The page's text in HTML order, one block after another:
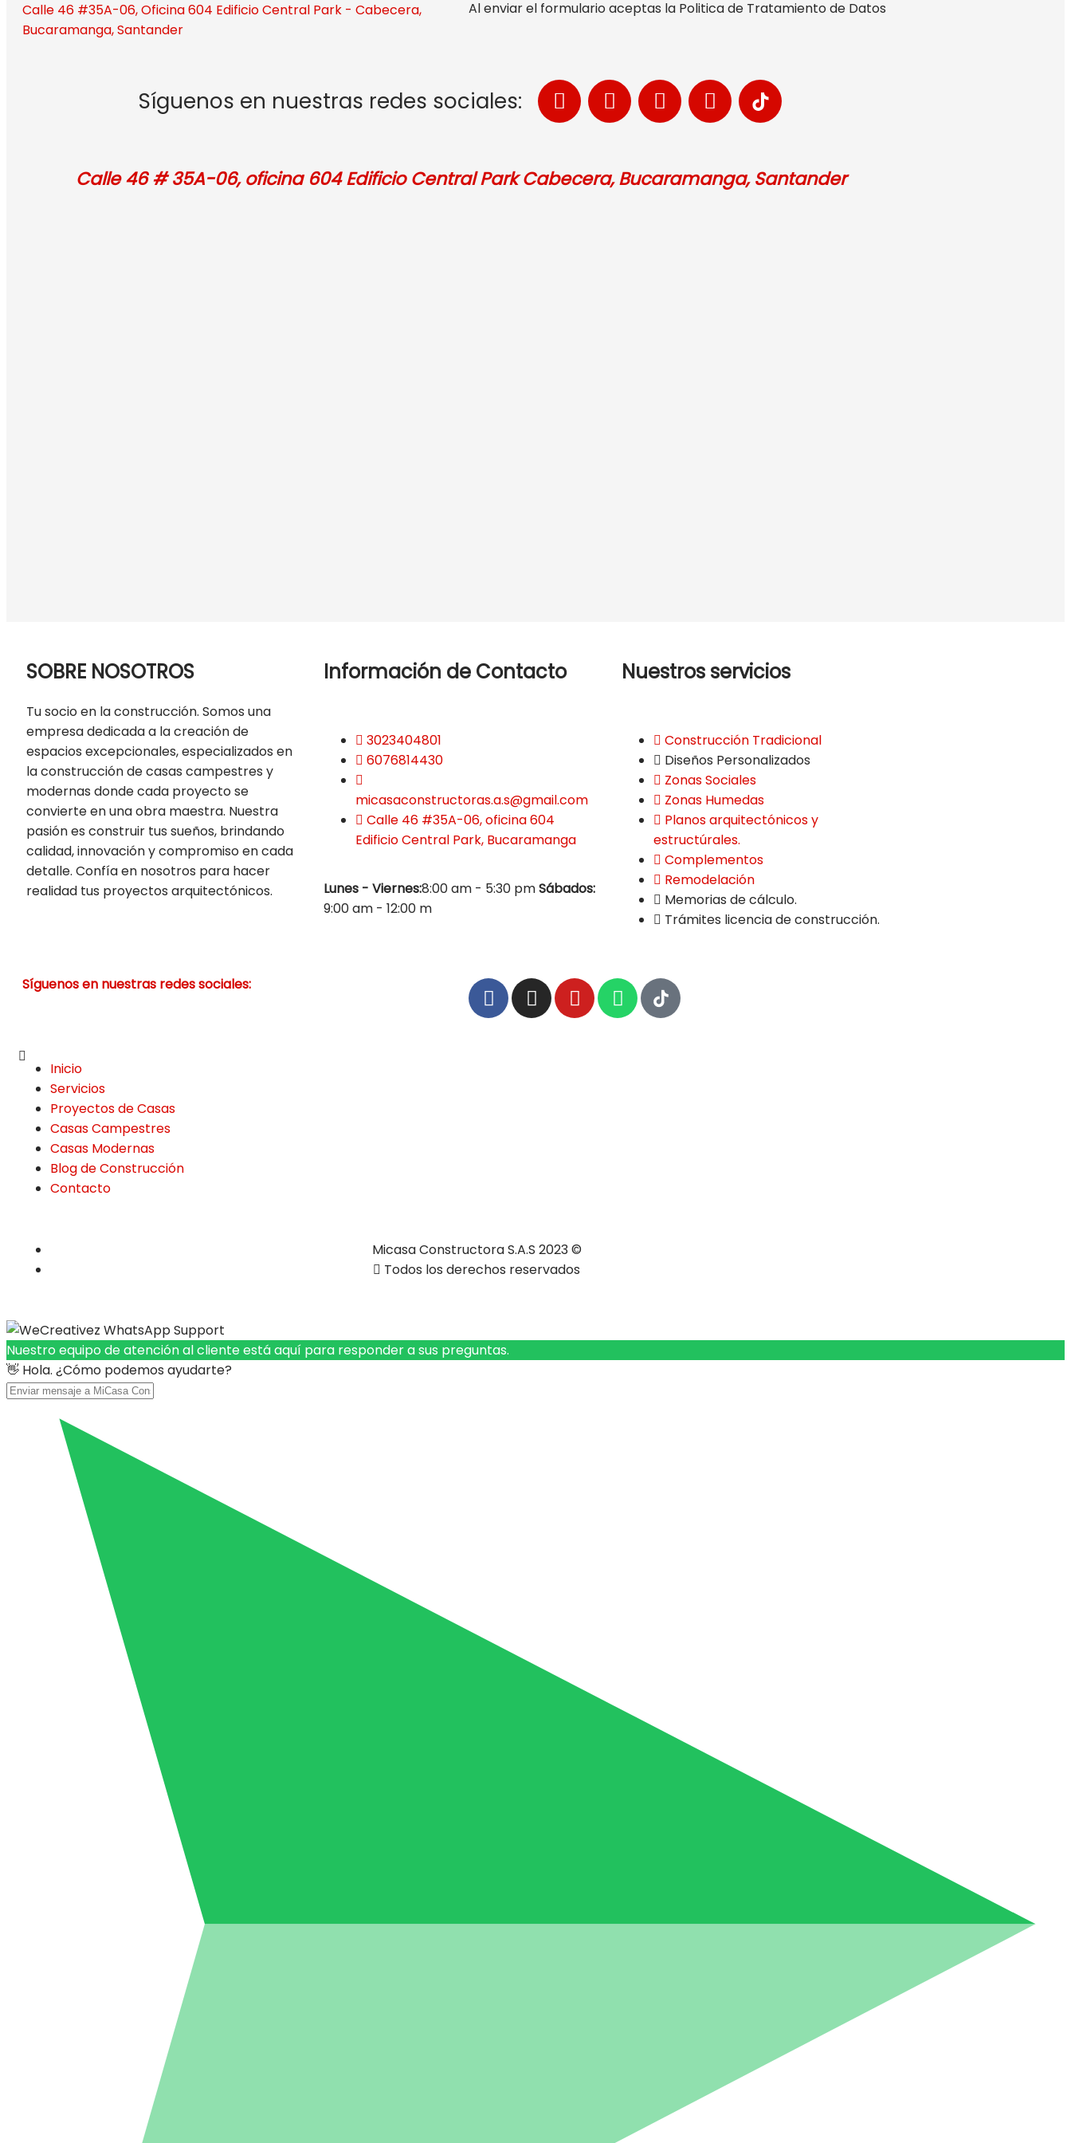
Calle 46 #35A-06, Oficina 604 Edificio Central Park - Cabecera,
Bucaramanga, Santander
Al enviar el formulario aceptas la Politica de Tratamiento de Datos
Síguenos en nuestras redes sociales:
Calle 46 # 35A-06, oficina 604 Edificio Central Park Cabecera, Bucaramanga, Santander
SOBRE NOSOTROS
Tu socio en la construcción. Somos una
empresa dedicada a la creación de
espacios excepcionales, especializados en
la construcción de casas campestres y
modernas donde cada proyecto se
convierte en una obra maestra. Nuestra
pasión es construir tus sueños, brindando
calidad, innovación y compromiso en cada
detalle. Confía en nosotros para hacer
realidad tus proyectos arquitectónicos.
Información de Contacto
3023404801
6076814430
micasaconstructoras.a.s@gmail.com
Calle 46 #35A-06, oficina 604
Edificio Central Park, Bucaramanga
Lunes - Viernes:8:00 am - 5:30 pmSábados:
9:00 am - 12:00 m
Nuestros servicios
Construcción Tradicional
Diseños Personalizados
Zonas Sociales
Zonas Humedas
Planos arquitectónicos y
estructúrales.
Complementos
Remodelación
Memorias de cálculo.
Trámites licencia de construcción.
Síguenos en nuestras redes sociales:
Inicio
Servicios
Proyectos de Casas
Casas Campestres
Casas Modernas
Blog de Construcción
Contacto
Micasa Constructora S.A.S 2023 ©
Todos los derechos reservados
Nuestro equipo de atención al cliente está aquí para responder a sus preguntas.
👋 Hola. ¿Cómo podemos ayudarte?